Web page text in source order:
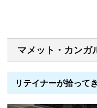
マメット・カンガ
リテイナーが拾って